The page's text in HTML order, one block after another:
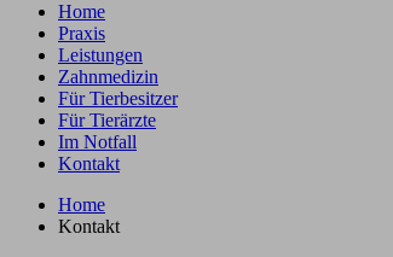
Home
Praxis
Leistungen
Zahnmedizin
Für Tierbesitzer
Für Tierärzte
Im Notfall
Kontakt
Home
Kontakt